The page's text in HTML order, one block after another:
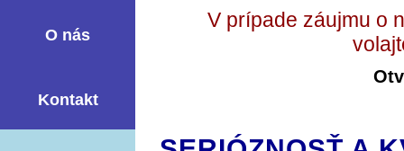
O nás
Kontakt
V prípade záujmu o